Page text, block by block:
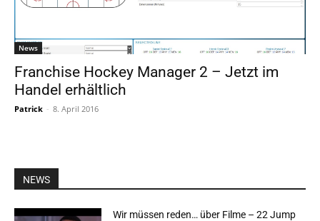
News
Franchise Hockey Manager 2 – Jetzt im
Handel erhältlich
Patrick - 8. April 2016
NEWS
Wir müssen reden… über Filme – 22 Jump